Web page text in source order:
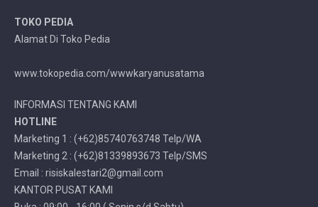
TOKO PEDIA
Alamat Di Toko Pedia
www.tokopedia.com/wwwkaryanusatama
INFORMASI TENTANG KAMI
HOTLINE
Marketing 1 : (+62)85740763748 Telp/WA
Marketing 2 : (+62)81339893673 Telp/SMS
Email : risiskalestari2@gmail.com
KANTOR PUSAT KAMI